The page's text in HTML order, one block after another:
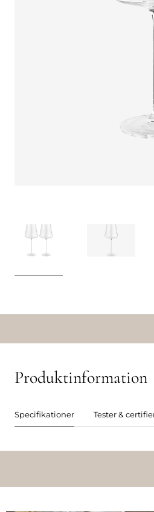
Produktinformation
Specifikationer Tester &